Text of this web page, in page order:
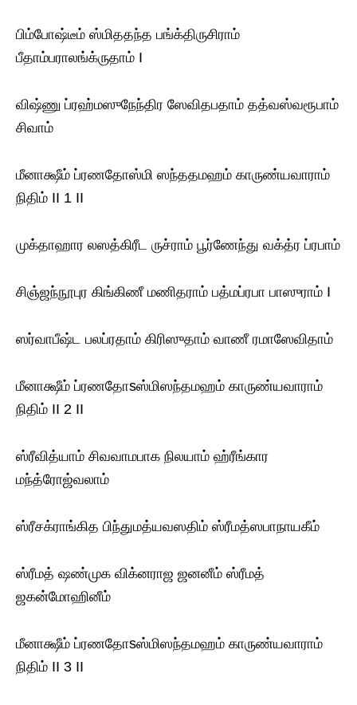
பிம்போஷ்டீம் ஸ்மிததந்த பங்க்திருசிராம்
பீதாம்பராலங்க்ருதாம் I
விஷ்ணு ப்ரஹ்மஸுநேந்திர ஸேவிதபதாம் தத்வஸ்வரூபாம்
சிவாம்
மீனாக்ஷீம் ப்ரணதோஸ்மி ஸந்ததமஹம் காருண்யவாராம்
நிதிம் II 1 II
முக்தாஹார லஸத்கிரீட ருச்ராம் பூர்ணேந்து வக்த்ர ப்ரபாம்
சிஞ்ஜந்நூபுர கிங்கிணீ மணிதராம் பத்மப்ரபா பாஸுராம் I
ஸர்வாபீஷ்ட பலப்ரதாம் கிரிஸுதாம் வாணீ ரமாஸேவிதாம்
மீனாக்ஷீம் ப்ரணதோsஸ்மிஸந்தமஹம் காருண்யவாராம்
நிதிம் II 2 II
ஸ்ரீவித்யாம் சிவவாமபாக நிலயாம் ஹ்ரீங்கார
மந்த்ரோஜ்வலாம்
ஸ்ரீசக்ராங்கித பிந்துமத்யவஸதிம் ஸ்ரீமத்ஸபாநாயகீம்
ஸ்ரீமத் ஷண்முக விக்னராஜ ஜனனீம் ஸ்ரீமத்
ஜகன்மோஹினீம்
மீனாக்ஷீம் ப்ரணதோsஸ்மிஸந்தமஹம் காருண்யவாராம்
நிதிம் II 3 II